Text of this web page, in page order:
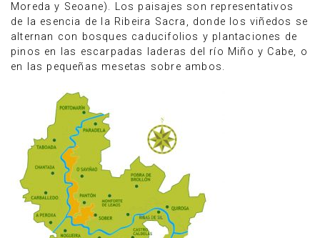
Anúnciate
Moreda y Seoane). Los paisajes son representativos
de la esencia de la Ribeira Sacra, donde los viñedos se
alternan con bosques caducifolios y plantaciones de
pinos en las escarpadas laderas del río Miño y Cabe, o
en las pequeñas mesetas sobre ambos.